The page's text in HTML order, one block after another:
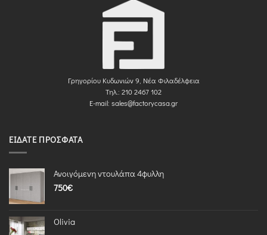
Γρηγορίου Κυδωνιών 9, Νέα Φιλαδέλφεια
Τηλ.: 210 2467 102
E-mail: sales@factorycasa.gr
ΕΊΔΑΤΕ ΠΡΌΣΦΑΤΑ
Ανοιγόμενη ντουλάπα 4φυλλη
750€
Olivia